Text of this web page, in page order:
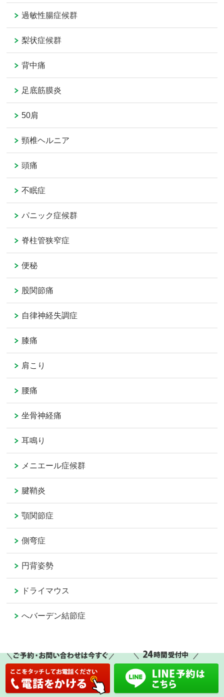
過敏性腸症候群
梨状症候群
背中痛
足底筋膜炎
50肩
頸椎ヘルニア
頭痛
不眠症
パニック症候群
脊柱管狭窄症
便秘
股関節痛
自律神経失調症
膝痛
肩こり
腰痛
坐骨神経痛
耳鳴り
メニエール症候群
腱鞘炎
顎関節症
側弯症
円背姿勢
ドライマウス
へバーデン結節症